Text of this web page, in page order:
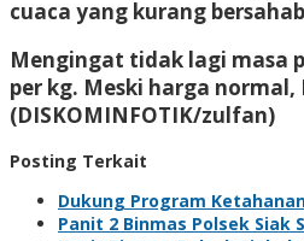
cuaca yang kurang
Mengingat tidak lagi masa
per kg. Meski harga
(DISKOMINFOTIK/zulfan)
Posting Terkait
Dukung Program
Panit 2 Binmas Polsek